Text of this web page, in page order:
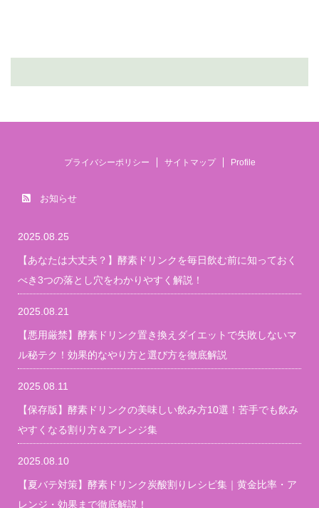
プライバシーポリシー サイトマップ Profile
お知らせ
2025.08.25
【あなたは大丈夫？】酵素ドリンクを毎日飲む前に知っておく
べき3つの落とし穴をわかりやすく解説！
2025.08.21
【悪用厳禁】酵素ドリンク置き換えダイエットで失敗しないマ
ル秘テク！効果的なやり方と選び方を徹底解説
2025.08.11
【保存版】酵素ドリンクの美味しい飲み方10選！苦手でも飲み
やすくなる割り方＆アレンジ集
2025.08.10
【夏バテ対策】酵素ドリンク炭酸割りレシピ集｜黄金比率・ア
レンジ・効果まで徹底解説！